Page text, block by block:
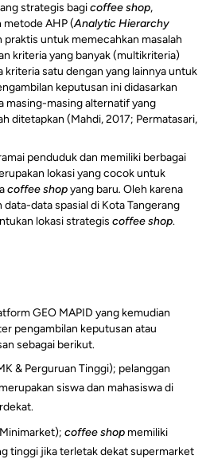
strategis bagicoffee shop,
metode AHP (Analytic Hierarchy
praktis untuk memecahkan masalah
kriteria yang banyak (multikriteria)
kriteria satu dengan yang lainnya untuk
keputusan ini didasarkan
masing-masing alternatif yang
ditetapkan (Mahdi, 2017; Permatasari,
penduduk dan memiliki berbagai
lokasi yang cocok untuk
coffee shopyang baru. Oleh karena
data spasial di Kota Tangerang
lokasi strategis coffee shop.
GEO MAPID yang kemudian
pengambilan keputusan atau
sebagai berikut.
& Perguruan Tinggi); pelanggan
siswa dan mahasiswa di
coffee shop memiliki
tinggi jika terletak dekat supermarket